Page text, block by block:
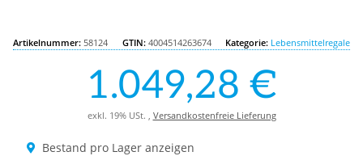
Artikelnummer: 58124 GTIN: 4004514263674 Kategorie: Lebensmittelregale
1.049,28 €
exkl. 19% USt. , Versandkostenfreie Lieferung
Bestand pro Lager anzeigen